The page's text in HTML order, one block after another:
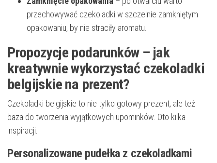
przechowywać czekoladki w szczelnie zamkniętym
opakowaniu, by nie straciły aromatu.
Propozycje podarunków – jak
kreatywnie wykorzystać czekoladki
belgijskie na prezent?
Czekoladki belgijskie to nie tylko gotowy prezent, ale też
baza do tworzenia wyjątkowych upominków. Oto kilka
inspiracji:
Personalizowane pudełka z czekoladkami